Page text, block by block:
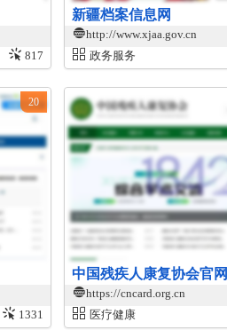
817
新疆档案信息网
http://www.xjaa.gov.cn
政务服务
1331
20
中国残疾人康复协会官网
https://cncard.org.cn
医疗健康